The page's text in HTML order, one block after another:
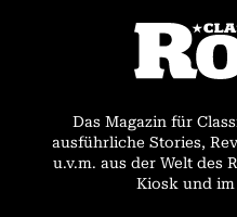
Das Magazin für
ausführliche Stories,
u.v.m. aus der Welt des
Kiosk und